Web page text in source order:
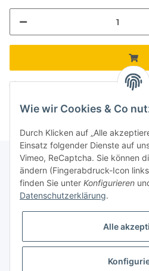
Loading... Komponenten
Informationen
Galerie
Wie wir Cookies & Co
Durch Klicken auf „Alle
Einsatz folgender Dienste auf
Vimeo, ReCaptcha. Sie können
ändern (Fingerabdruck-Icon
finden Sie unter Konfigurieren
Datenschutzerklärung.
Alle